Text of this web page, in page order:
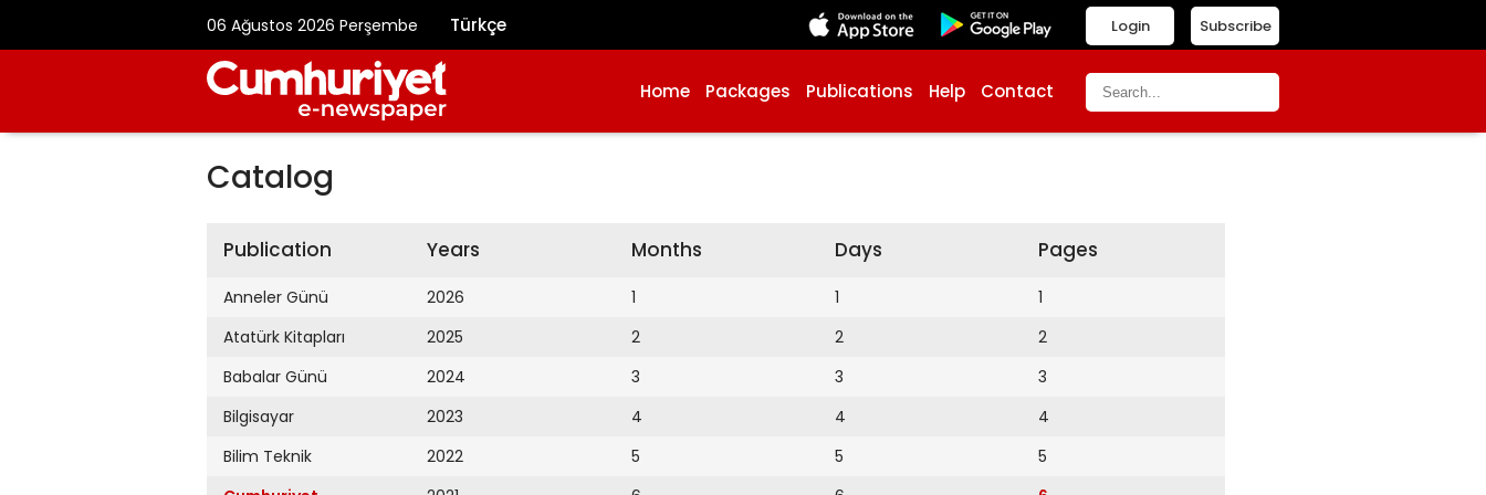
06 Ağustos 2026 Perşembe Türkçe Subscribe
Login
Home Packages Publications Help Contact
Catalog
Publication
Anneler Günü
Atatürk Kitapları
Babalar Günü
Bilgisayar
Bilim Teknik
Years
2026
2025
2024
2023
2022
Months
1
2
3
4
5
Days
1
2
3
4
5
Pages
1
2
3
4
5